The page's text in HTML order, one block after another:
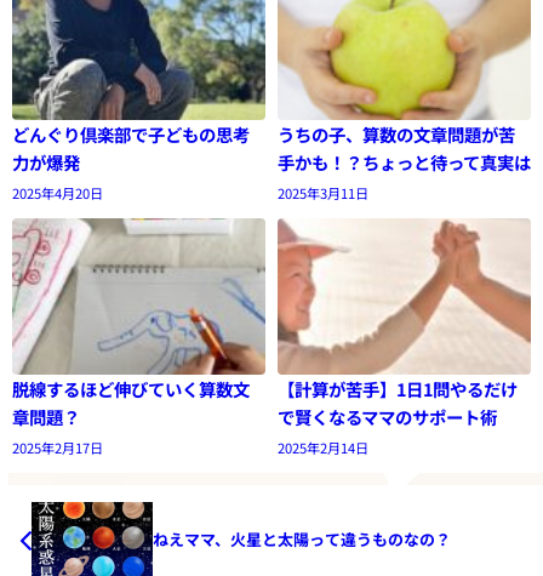
どんぐり倶楽部で子どもの思考
力が爆発
2025年4月20日
うちの子、算数の文章問題が苦
手かも！？ちょっと待って真実は
2025年3月11日
脱線するほど伸びていく算数文
章問題？
2025年2月17日
【計算が苦手】1日1問やるだけ
で賢くなるママのサポート術
2025年2月14日
ねえママ、火星と太陽って違うものなの？